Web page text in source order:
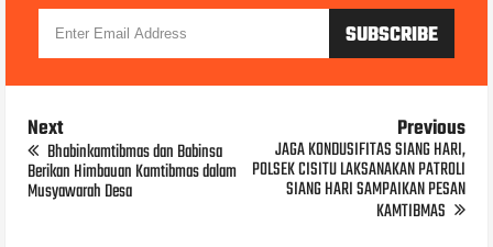
Next
Bhabinkamtibmas dan Babinsa
Berikan Himbauan Kamtibmas dalam
Musyawarah Desa
Previous
JAGA KONDUSIFITAS SIANG HARI,
POLSEK CISITU LAKSANAKAN PATROLI
SIANG HARI SAMPAIKAN PESAN
KAMTIBMAS